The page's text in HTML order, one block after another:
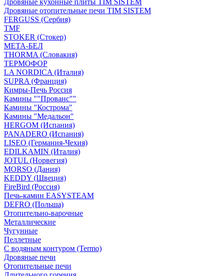
Дровяные кухонные плиты TIM SISTEM
Дровяные отопительные печи TIM SISTEM
FERGUSS (Сербия)
TMF
STOKER (Стокер)
МЕТА-БЕЛ
THORMA (Словакия)
ТЕРМОФОР
LA NORDICA (Италия)
SUPRA (Франция)
Кимры-Печь Россия
Камины ""Прованс""
Камины "Кострома"
Камины "Медальон"
HERGOM (Испания)
PANADERO (Испания)
LISEO (Германия-Чехия)
EDILKAMIN (Италия)
JOTUL (Норвегия)
MORSO (Дания)
KEDDY (Швеция)
FireBird (Россия)
Печь-камин EASYSTEAM
DEFRO (Польша)
Отопительно-варочные
Металлические
Чугунные
Пеллетные
С водяным контуром (Termo)
Дровяные печи
Отопительные печи